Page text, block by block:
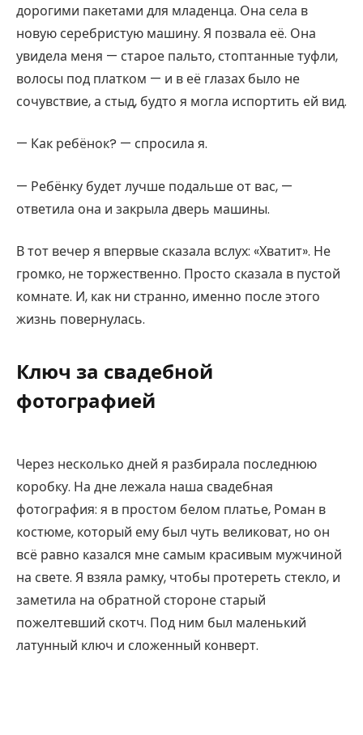
дорогими пакетами для младенца. Она села в
новую серебристую машину. Я позвала её. Она
увидела меня — старое пальто, стоптанные туфли,
волосы под платком — и в её глазах было не
сочувствие, а стыд, будто я могла испортить ей вид.
— Как ребёнок? — спросила я.
— Ребёнку будет лучше подальше от вас, —
ответила она и закрыла дверь машины.
В тот вечер я впервые сказала вслух: «Хватит». Не
громко, не торжественно. Просто сказала в пустой
комнате. И, как ни странно, именно после этого
жизнь повернулась.
Ключ за свадебной
фотографией
Через несколько дней я разбирала последнюю
коробку. На дне лежала наша свадебная
фотография: я в простом белом платье, Роман в
костюме, который ему был чуть великоват, но он
всё равно казался мне самым красивым мужчиной
на свете. Я взяла рамку, чтобы протереть стекло, и
заметила на обратной стороне старый
пожелтевший скотч. Под ним был маленький
латунный ключ и сложенный конверт.